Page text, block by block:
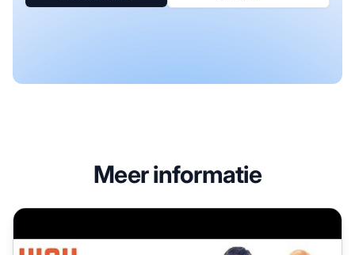
Meer informatie
Hoe maak je een hoog converterende affiliate marketing